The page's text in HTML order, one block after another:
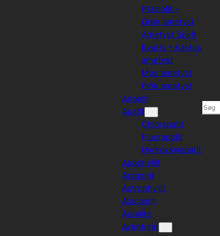
Prasiolit –
Grøn ametyst
Ametyst Spirit
Kvarts – Kaktus
ametyst
Mos ametyst
Pink ametyst
Angelit
Apatit
Chlorapatit
Fluorapatit
Hydroksylapatit
Apophyllit
Aragonit
Astrophyllit
Atacamit
Auralite
Aventurin
Søg